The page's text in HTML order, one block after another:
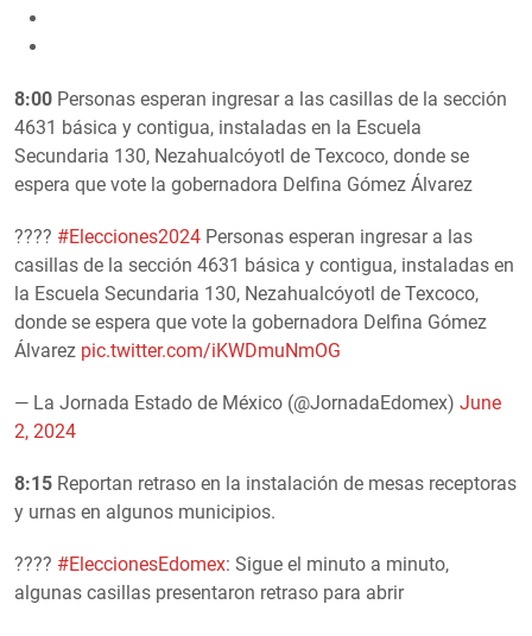
8:00 Personas esperan ingresar a las casillas de la sección
4631 básica y contigua, instaladas en la Escuela
Secundaria 130, Nezahualcóyotl de Texcoco, donde se
espera que vote la gobernadora Delfina Gómez Álvarez
????️ #Elecciones2024 Personas esperan ingresar a las
casillas de la sección 4631 básica y contigua, instaladas en
la Escuela Secundaria 130, Nezahualcóyotl de Texcoco,
donde se espera que vote la gobernadora Delfina Gómez
Álvarez pic.twitter.com/iKWDmuNmOG
— La Jornada Estado de México (@JornadaEdomex) June
2, 2024
8:15 Reportan retraso en la instalación de mesas receptoras
y urnas en algunos municipios.
????️ #EleccionesEdomex: Sigue el minuto a minuto,
algunas casillas presentaron retraso para abrir